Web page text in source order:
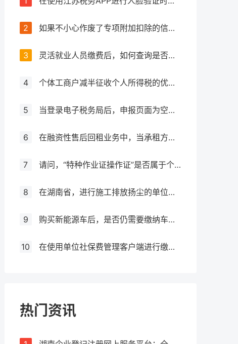
2 如果不小心作废了专项附加扣除的信息，应该怎么处理？
3 灵活就业人员缴费后，如何查询是否成功缴费？如何获取缴费凭证？
4 个体工商户减半征收个人所得税的优惠力度是否有所增加？
5 当登录电子税务局后，申报页面为空白，应该如何处理？
6 在融资性售后回租业务中，当承租方出售资产时，是否需要征收增值税？
7 请问，“特种作业证操作证”是否属于个人所得税抵扣范围之内？
8 在湖南省，进行施工排放扬尘的单位应如何确定并计算其应纳环境保护税金额，涉及大气污染物排放的情况如何处理？
9 购买新能源车后，是否仍需要缴纳车船税？
10 在使用单位社保费管理客户端进行缴费时，如果提示缺少三方协议，应该如何处理？
热门资讯